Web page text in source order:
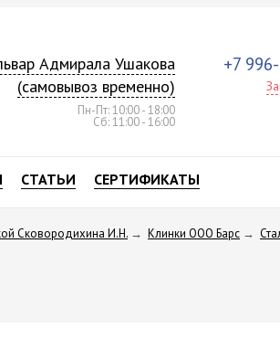
Адмирала Ушакова
(самовывоз временно)
Пн-Пт: 10:00 - 18:00
Сб: 11:00 - 16:00
+7
СТАТЬИ СЕРТИФИКАТЫ
Сковородихина И.Н. → Клинки ООО Барс →